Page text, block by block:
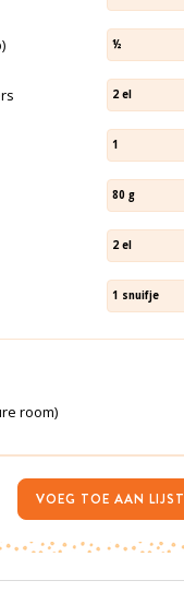
½
2 el
1
80 g
2 el
1 snuifje
room)
VOEG TOE AAN LIJST